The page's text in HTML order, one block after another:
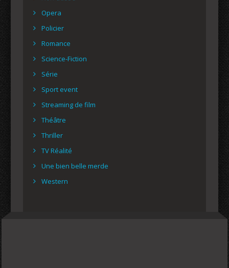
Opera
Policier
Romance
Science-Fiction
Série
Sport event
Streaming de film
Théâtre
Thriller
TV Réalité
Une bien belle merde
Western